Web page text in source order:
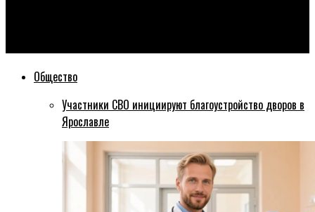
Общество
Участники СВО инициируют благоустройство дворов в
Ярославле